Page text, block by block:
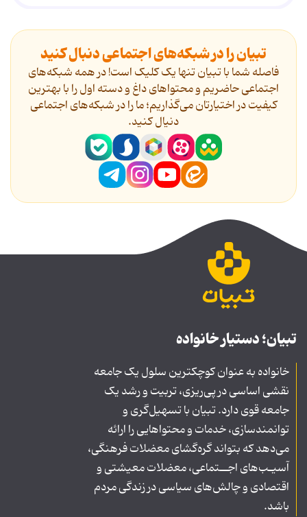
تبیان را در شبکه‌های اجتماعی دنبال کنید
فاصله شما با تبیان تنها یک کلیک است! در همه شبکه‌های
اجتماعی حاضریم و محتواهای داغ و دسته اول را با بهترین
کیفیت در اختیارتان می‌گذاریم؛ ما را در شبکه‌های اجتماعی
دنیال کنید.
تبیان؛ دستیار خانواده
خانواده به عنوان کوچکترین سلول یک جامعه
نقشی اساسی در پی‌ریزی، تربیت و رشد یک
جامعه قوی دارد. تبیان با تسهیل‌گری و
توانمندسازی، خدمات و محتواهایی را ارائه
می‌دهد که بتواند گره‌گشای معضلات فرهنگی،
آسیـب‌های اجــتماعی، معضلات معیشتی و
اقتصادی و چالش‌های سیاسی در زندگی مردم
باشد.